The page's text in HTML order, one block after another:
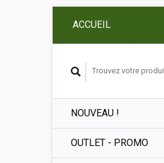
ACCUEIL
NOUVEAU !
OUTLET - PROMO